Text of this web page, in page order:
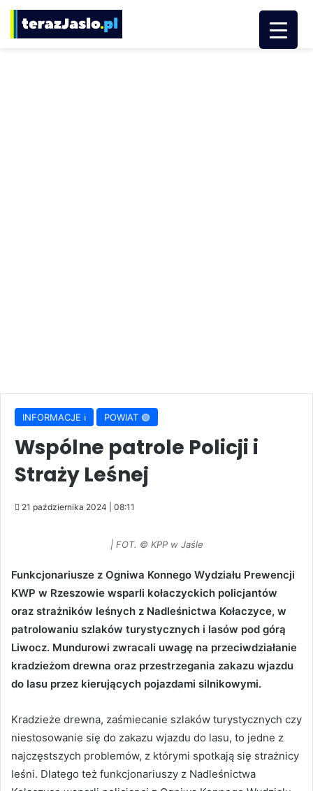
INFORMACJE ℹ️ POWIAT 🟢
Wspólne patrole Policji i
Straży Leśnej
21 października 2024 | 08:11
| FOT. © KPP w Jaśle
Funkcjonariusze z Ogniwa Konnego Wydziału Prewencji
KWP w Rzeszowie wsparli kołaczyckich policjantów
oraz strażników leśnych z Nadleśnictwa Kołaczyce, w
patrolowaniu szlaków turystycznych i lasów pod górą
Liwocz. Mundurowi zwracali uwagę na przeciwdziałanie
kradzieżom drewna oraz przestrzegania zakazu wjazdu
do lasu przez kierujących pojazdami silnikowymi.
Kradzieże drewna, zaśmiecanie szlaków turystycznych czy
niestosowanie się do zakazu wjazdu do lasu, to jedne z
najczęstszych problemów, z którymi spotkają się strażnicy
leśni. Dlatego też funkcjonariuszy z Nadleśnictwa